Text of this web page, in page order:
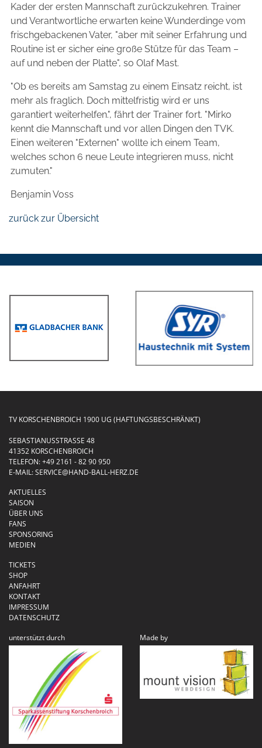
Kader der ersten Mannschaft zurückzukehren. Trainer
und Verantwortliche erwarten keine Wunderdinge vom
frischgebackenen Vater, "aber mit seiner Erfahrung und
Routine ist er sicher eine große Stütze für das Team –
auf und neben der Platte", so Olaf Mast.
"Ob es bereits am Samstag zu einem Einsatz reicht, ist
mehr als fraglich. Doch mittelfristig wird er uns
garantiert weiterhelfen.", fährt der Trainer fort. "Mirko
kennt die Mannschaft und vor allen Dingen den TVK.
Einen weiteren "Externen" wollte ich einem Team,
welches schon 6 neue Leute integrieren muss, nicht
zumuten."
Benjamin Voss
zurück zur Übersicht
TV KORSCHENBROICH 1900 UG (HAFTUNGSBESCHRÄNKT)
SEBASTIANUSSTRASSE 48
41352 KORSCHENBROICH
TELEFON:+49 2161 - 82 90 950
E-MAIL:SERVICE@HAND-BALL-HERZ.DE
AKTUELLES
SAISON
ÜBER UNS
FANS
SPONSORING
MEDIEN
TICKETS
SHOP
ANFAHRT
KONTAKT
IMPRESSUM
DATENSCHUTZ
unterstützt durch
Made by